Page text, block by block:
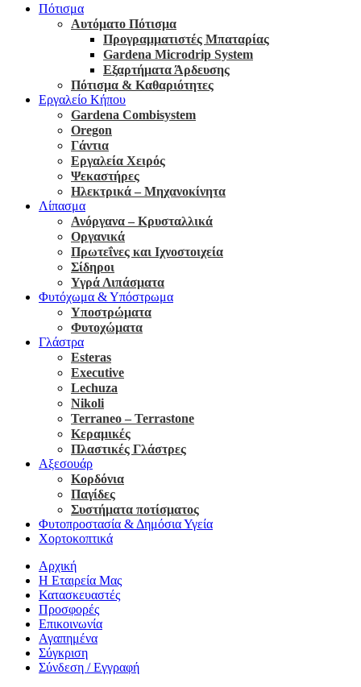
Πότισμα
Αυτόματο Πότισμα
Προγραμματιστές Μπαταρίας
Gardena Microdrip System
Εξαρτήματα Άρδευσης
Πότισμα & Καθαριότητες
Εργαλείο Κήπου
Gardena Combisystem
Oregon
Γάντια
Εργαλεία Χειρός
Ψεκαστήρες
Ηλεκτρικά – Μηχανοκίνητα
Λίπασμα
Ανόργανα – Κρυσταλλικά
Οργανικά
Πρωτεΐνες και Ιχνοστοιχεία
Σίδηροι
Υγρά Λιπάσματα
Φυτόχωμα & Υπόστρωμα
Υποστρώματα
Φυτοχώματα
Γλάστρα
Esteras
Executive
Lechuza
Nikoli
Terraneo – Terrastone
Κεραμικές
Πλαστικές Γλάστρες
Αξεσουάρ
Κορδόνια
Παγίδες
Συστήματα ποτίσματος
Φυτοπροστασία & Δημόσια Υγεία
Χορτοκοπτικά
Αρχική
Η Εταιρεία Μας
Κατασκευαστές
Προσφορές
Επικοινωνία
Αγαπημένα
Σύγκριση
Σύνδεση / Εγγραφή